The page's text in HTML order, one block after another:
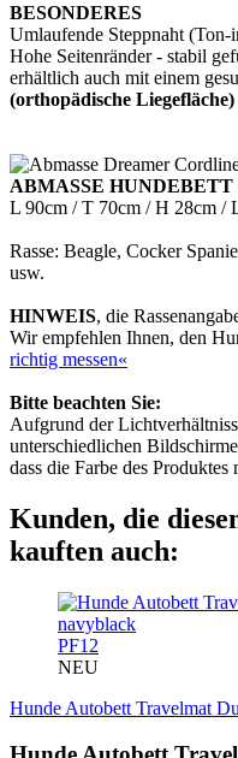
BESONDERES
Umlaufende Steppnaht (Ton-
Hohe Seitenränder - stabil
erhältlich auch mit einem
(orthopädische Liegefläche)
ABMASSE HUNDEBETT
L 90cm / T 70cm / H 28cm /
Rasse: Beagle, Cocker
usw.
HINWEIS, die
Wir empfehlen Ihnen, den
richtig messen«
Bitte beachten Sie:
Aufgrund der
unterschiedlichen
dass die Farbe des
Kunden, die
kauften auch:
PF12
NEU
Hunde Autobett Travelmat